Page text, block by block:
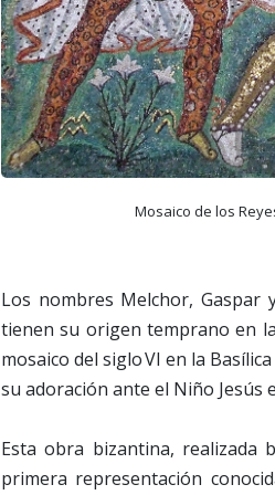
Mosaico de los
Los nombres Melchor,
tienen su origen temprano en
mosaico del siglo VI en la
su adoración ante el Niño Jesús
Esta obra bizantina, realizada
primera representación